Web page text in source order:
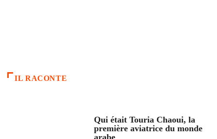
IL RACONTE
Qui était Touria Chaoui, la
première aviatrice du monde